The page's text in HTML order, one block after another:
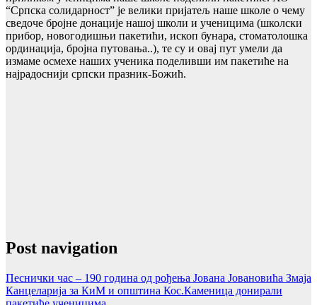
“Српска солидарност” је велики пријатељ наше школе о чему
сведоче бројне донације нашој школи и ученицима (школски
прибор, новогодишњи пакетићи, ископ бунара, стоматолошка
ординација, бројна путовања..), те су и овај пут умели да
измаме осмехе наших ученика поделивши им пакетиће на
најрадоснији српски празник-Божић.
Post navigation
Песнички час – 190 година од рођења Јована Јовановића Змаја
Канцеларија за КиМ и општина Кос.Каменица донирали